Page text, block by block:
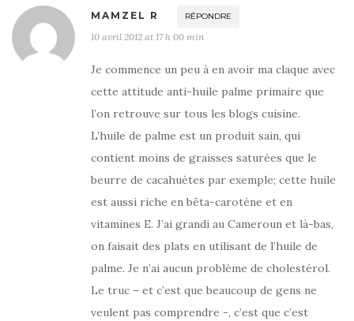
MAMZEL R RÉPONDRE
10 avril 2012 at 17 h 00 min
Je commence un peu à en avoir ma claque avec
cette attitude anti-huile palme primaire que
l’on retrouve sur tous les blogs cuisine.
L’huile de palme est un produit sain, qui
contient moins de graisses saturées que le
beurre de cacahuètes par exemple; cette huile
est aussi riche en bêta-carotène et en
vitamines E. J’ai grandi au Cameroun et là-bas,
on faisait des plats en utilisant de l’huile de
palme. Je n’ai aucun problème de cholestérol.
Le truc – et c’est que beaucoup de gens ne
veulent pas comprendre -, c’est que c’est